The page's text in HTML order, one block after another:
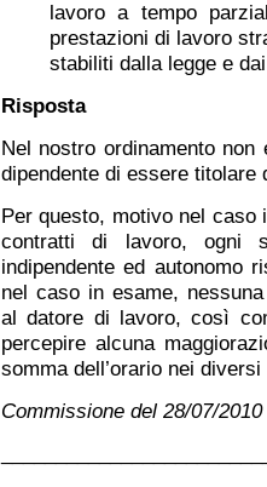
lavoro a tempo
prestazioni di lavoro
stabiliti dalla legge e
Risposta
Nel nostro ordinamento
dipendente di essere titolare
Per questo, motivo nel
contratti di lavoro, ogni
indipendente ed autonomo
nel caso in esame,
al datore di lavoro, così
percepire alcuna
somma dell’orario nei
Commissione del 28/07/2010